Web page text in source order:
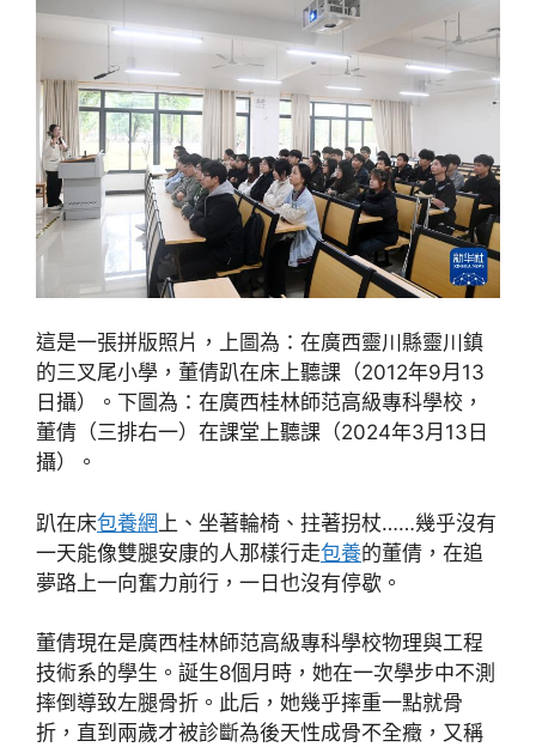
這是一張拼版照片，上圖為：在廣西靈川縣靈川鎮
的三叉尾小學，董倩趴在床上聽課（2012年9月13
日攝）。下圖為：在廣西桂林師范高級專科學校，
董倩（三排右一）在課堂上聽課（2024年3月13日
攝）。
趴在床包養網 上、坐著輪椅、拄著拐杖……幾乎沒有
一天能像雙腿安康的人那樣行走包養的董倩，在追
夢路上一向奮力前行，一日也沒有停歇。
董倩現在是廣西桂林師范高級專科學校物理與工程
技術系的學生。誕生8個月時，她在一次學步中不測
摔倒導致左腿骨折。此后，她幾乎摔重一點就骨
折，直到兩歲才被診斷為後天性成骨不全癥，又稱